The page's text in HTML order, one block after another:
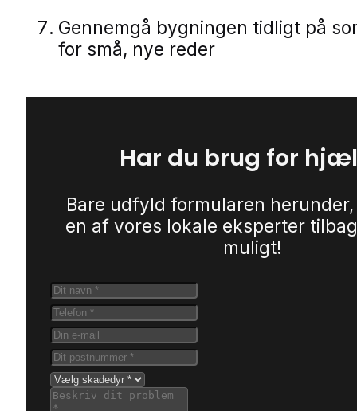
Gennemgå bygningen tidligt på
for små, nye reder
Har du brug for
Bare udfyld formularen
en af vores lokale eksperter
muligt!